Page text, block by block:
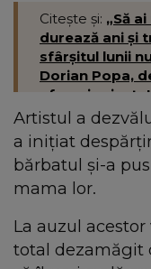
Citește și: „Să
durează ani și
sfârșitul lunii
Dorian Popa,
afaceri private!
Artistul a
a inițiat
bărbatul și-a
mama lor.
La auzul acestor
total dezamăgit